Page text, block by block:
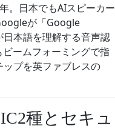
。日本でもAIスピーカー
が「Google
本語を理解する音声認
ームフォーミングで指
プを英ファブレスの
種とセキュ